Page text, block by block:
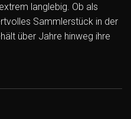
langlebig. Ob als
Sammlerstück in der
über Jahre hinweg ihre